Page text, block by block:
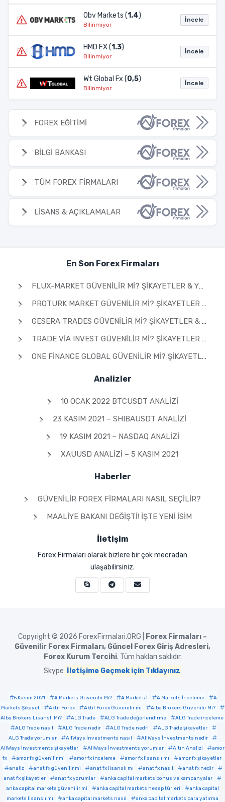
Obv Markets (1.4)
Bilinmiyor
İncele
HMD FX (1.3)
Bilinmiyor
İncele
Wt Global Fx (0,5)
Bilinmiyor
İncele
FOREX EĞİTİMİ
BİLGİ BANKASI
TÜM FOREX FİRMALARI
LİSANS & AÇIKLAMALAR
En Son Forex Firmaları
FLUX-MARKET GÜVENILIR MI? ŞIKAYETLER & YORUMLAR 2026
PROTURK MARKET GÜVENILIR MI? ŞIKAYETLER & YORUMLAR 2026
GESERA TRADES GÜVENILIR MI? ŞIKAYETLER & YORUMLAR 2026
TRADE VIA INVEST GÜVENILIR MI? ŞIKAYETLER & YORUMLAR 2026
ONE FINANCE GLOBAL GÜVENILIR MI? ŞIKAYETLER & YORUMLAR 2026
Analizler
10 OCAK 2022 BTCUSDT ANALIZI
23 KASIM 2021 – SHIBAUSDT ANALIZI
19 KASIM 2021 – NASDAQ ANALIZI
XAUUSD ANALIZI – 5 KASIM 2021
Haberler
GÜVENILIR FOREX FIRMALARI NASIL SEÇILIR?
MAALIYE BAKANI DEĞIŞTI! İŞTE YENI İSIM
İletişim
Forex Firmaları olarak bizlere bir çok mecradan
ulaşabilirsiniz.
Copyright © 2026 ForexFirmalari.ORG |
Forex Firmaları –
Güvenilir Forex Firmaları, Güncel Forex Giriş Adresleri,
Forex Kurum Tercihi. Tüm hakları saklıdır.
Skype İletişime Geçmek için Tıklayınız
5 Kasım 2021 A Markets Güvenilir Mi? A Markets İ A Markets İnceleme
A
Markets Şikayet
Aktif Forex Aktif Forex Güvenilir mi
Alba Brokers Güvenilir Mi?
Alba Brokers Lisanslı Mı?
ALG Trade ALG Trade değerlendirme
ALG Trade inceleme
ALG Trade nasıl
ALG Trade nedir ALG Trade nedri
ALG Trade şikayetler
ALG Trade yorumlar
AllWays İnvestments nasıl
AllWays İnvestments nedir
AllWays İnvestments şikayetler
AllWays İnvestments yorumlar Altın Analizi
amor
fx
amor fx güvenilir mi amor fx inceleme amor fx lisanslı mı
amor fx şikayetler
analiz
anat fx güvenilir mi anat fx lisanslı mı anat fx nasıl
anat fx nedir
anat fx şikayetler
anat fx yorumlar
anka capital markets bonus ve kampanyalar
anka capital markets güvenilir mi
anka capital markets hesap türleri
anka capital
markets lisanslı mı
anka capital markets nasıl
anka capital markets para yatırma